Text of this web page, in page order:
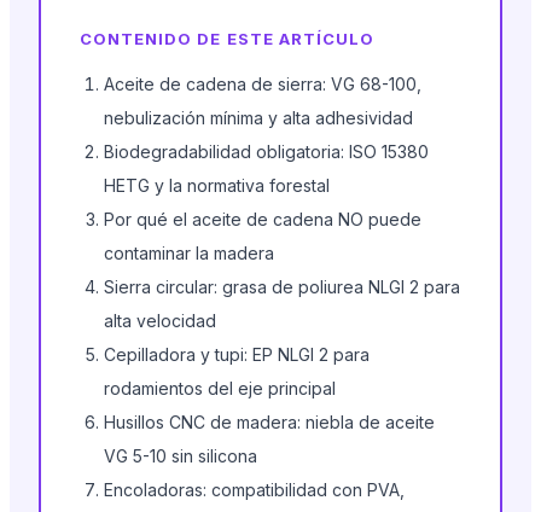
CONTENIDO DE ESTE ARTÍCULO
Aceite de cadena de sierra: VG 68-100,
nebulización mínima y alta adhesividad
Biodegradabilidad obligatoria: ISO 15380
HETG y la normativa forestal
Por qué el aceite de cadena NO puede
contaminar la madera
Sierra circular: grasa de poliurea NLGI 2 para
alta velocidad
Cepilladora y tupi: EP NLGI 2 para
rodamientos del eje principal
Husillos CNC de madera: niebla de aceite
VG 5-10 sin silicona
Encoladoras: compatibilidad con PVA,